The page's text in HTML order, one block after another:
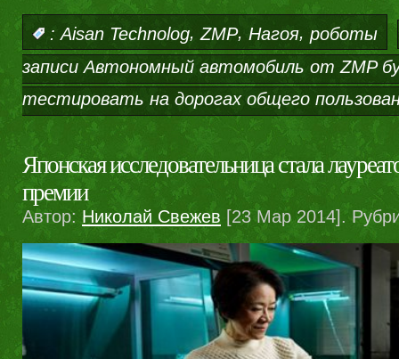
: Aisan Technolog, ZMP, Нагоя, роботы
записи Автономный автомобиль от ZMP
тестировать на дорогах общего
Японская исследовательница стала
премии
Автор: Николай Свежев [23 Мар 2014].